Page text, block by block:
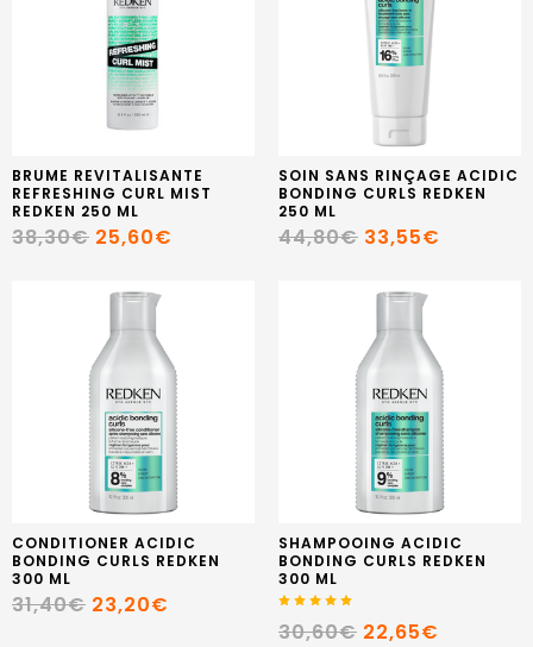
BRUME REVITALISANTE
REFRESHING CURL MIST
REDKEN 250 ML
38,30€ 25,60€
SOIN SANS RINÇAGE ACIDIC
BONDING CURLS REDKEN
250 ML
44,80€ 33,55€
CONDITIONER ACIDIC
BONDING CURLS REDKEN
300 ML
31,40€ 23,20€
SHAMPOOING ACIDIC
BONDING CURLS REDKEN
300 ML
30,60€ 22,65€